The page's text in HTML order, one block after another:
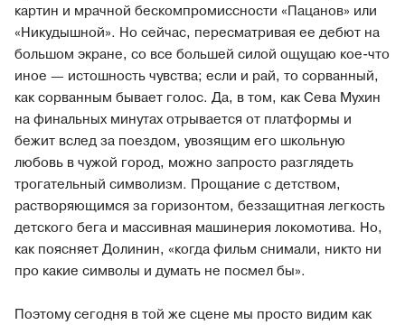
картин и мрачной бескомпромиссности «Пацанов» или
«Никудышной». Но сейчас, пересматривая ее дебют на
большом экране, со все большей силой ощущаю кое-что
иное — истошность чувства; если и рай, то сорванный,
как сорванным бывает голос. Да, в том, как Сева Мухин
на финальных минутах отрывается от платформы и
бежит вслед за поездом, увозящим его школьную
любовь в чужой город, можно запросто разглядеть
трогательный символизм. Прощание с детством,
растворяющимся за горизонтом, беззащитная легкость
детского бега и массивная машинерия локомотива. Но,
как поясняет Долинин, «когда фильм снимали, никто ни
про какие символы и думать не посмел бы».
Поэтому сегодня в той же сцене мы просто видим как